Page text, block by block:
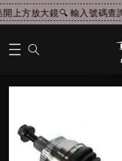
上方放大鏡🔍 輸入號碼查